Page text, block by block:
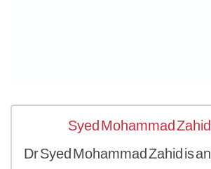
Syed Mohammad Zahid
Dr Syed Mohammad Zahid is an